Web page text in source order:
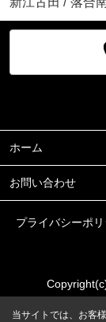
ホーム
お問い合わせ
プライバシーポ
当サイトでは、お客